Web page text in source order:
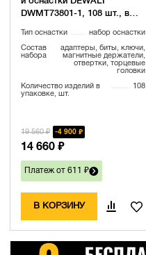
DWMT73801-1, 108 шт., в
Тип оснастки набор оснастки
Состав
набора
адаптеры, биты, ключи,
магнитные держатели,
отвертки, торцевые
головки
Количество изделий в
упаковке, шт.
108
19 560 ₽ 4 900 ₽
14 660 ₽
Платеж от 611 ₽
В КОРЗИНУ